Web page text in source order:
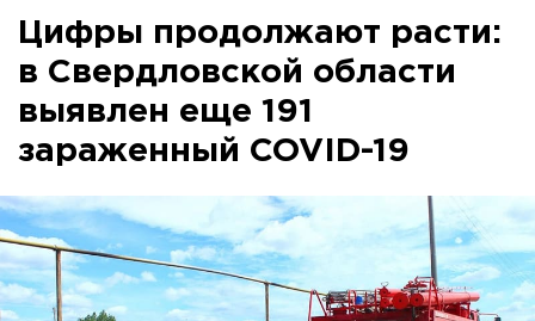
Цифры продолжают расти:
в Свердловской области
выявлен еще 191
зараженный COVID-19